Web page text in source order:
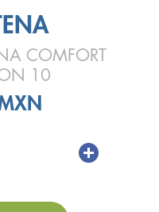
COMFORT
10